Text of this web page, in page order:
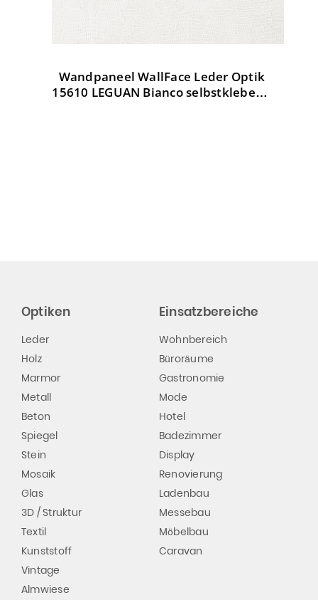
Wandpaneel WallFace Leder Optik
15610 LEGUAN Bianco selbstklebend
Optiken
Leder
Holz
Marmor
Metall
Beton
Spiegel
Stein
Mosaik
Glas
3D / Struktur
Textil
Kunststoff
Vintage
Almwiese
Einsatzbereiche
Wohnbereich
Büroräume
Gastronomie
Mode
Hotel
Badezimmer
Display
Renovierung
Ladenbau
Messebau
Möbelbau
Caravan